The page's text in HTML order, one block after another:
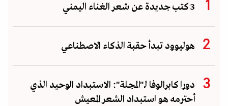
3 كتب جديدة عن شعر الغناء اليمني
هوليوود تبدأ حقبة الذكاء الاصطناعي
دورا كابرالوفا لـ"المجلة": الاستبداد الوحيد الذي
أحترمه هو استبداد الشعر المعيش